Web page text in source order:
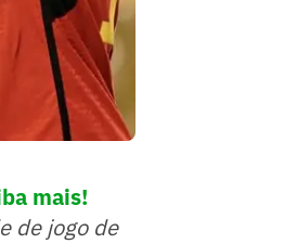
mais!
de jogo de